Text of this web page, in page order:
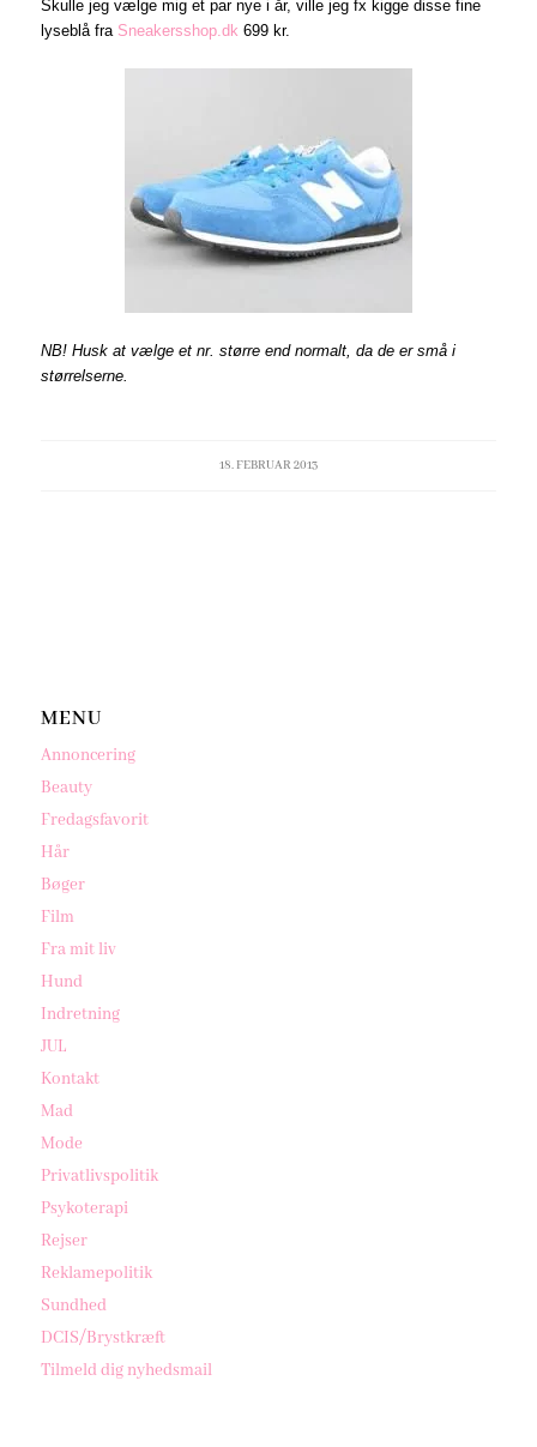
Skulle jeg vælge mig et par nye i år, ville jeg fx kigge disse fine
lyseblå fra Sneakersshop.dk 699 kr.
NB! Husk at vælge et nr. større end normalt, da de er små i
størrelserne.
18. FEBRUAR 2013
MENU
Annoncering
Beauty
Fredagsfavorit
Hår
Bøger
Film
Fra mit liv
Hund
Indretning
JUL
Kontakt
Mad
Mode
Privatlivspolitik
Psykoterapi
Rejser
Reklamepolitik
Sundhed
DCIS/Brystkræft
Tilmeld dig nyhedsmail